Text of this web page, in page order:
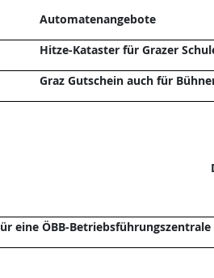
Automatenangebote
Hitze-Kataster für Grazer
Graz Gutschein auch für
eine ÖBB-Betriebsführungszentrale